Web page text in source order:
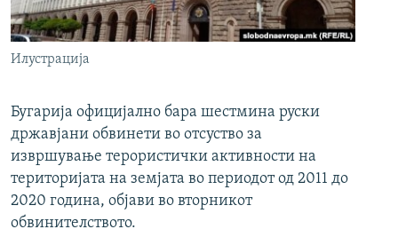
Илустрација
Бугарија официјално бара шестмина руски
државјани обвинети во отсуство за
извршување терористички активности на
територијата на земјата во периодот од 2011 до
2020 година, објави во вторникот
обвинителството.